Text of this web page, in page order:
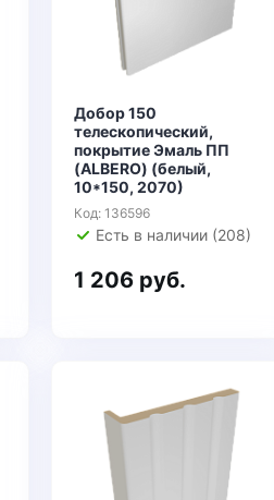
Добор 150
телескопический,
покрытие Эмаль ПП
(ALBERO) (белый,
10*150, 2070)
Код: 136596
Есть в наличии (208)
1 206 руб.